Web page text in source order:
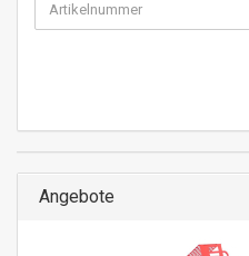
Angebote